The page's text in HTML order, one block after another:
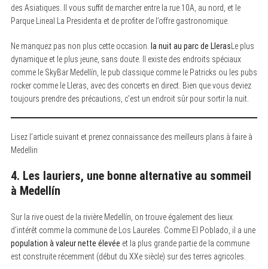
des Asiatiques. Il vous suffit de marcher entre la rue 10A, au nord, et le
Parque Lineal La Presidenta et de profiter de l’offre gastronomique.
Ne manquez pas non plus cette occasion. la nuit au parc de Lleras Le plus
dynamique et le plus jeune, sans doute. Il existe des endroits spéciaux
comme le SkyBar Medellín, le pub classique comme le Patricks ou les pubs
rocker comme le Lleras, avec des concerts en direct. Bien que vous deviez
toujours prendre des précautions, c’est un endroit sûr pour sortir la nuit.
Lisez l’article suivant et prenez connaissance des meilleurs plans à faire à
Medellin
4. Les lauriers, une bonne alternative au sommeil
à Medellín
Sur la rive ouest de la rivière Medellín, on trouve également des lieux
d’intérêt comme la commune de Los Laureles. Comme El Poblado, il a une
population à valeur nette élevée et la plus grande partie de la commune
est construite récemment (début du XXe siècle) sur des terres agricoles.